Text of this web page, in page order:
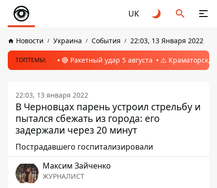
UK
Новости Украина События 22:03, 13 Января 2022
ТОПТЕМЫ: 🔴 Ракетный удар 5 августа ⚠️ Краматорск,
22:03, 13 января 2022
В Черновцах парень устроил стрельбу и
пытался сбежать из города: его
задержали через 20 минут
Пострадавшего госпитализировали
Максим Зайченко
ЖУРНАЛИСТ